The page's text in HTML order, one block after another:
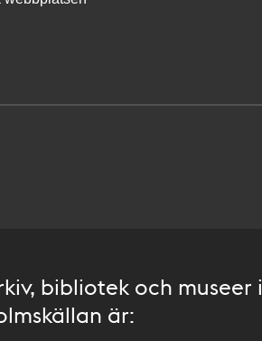
bibliotek och museer i
är: